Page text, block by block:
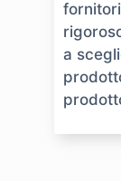
a